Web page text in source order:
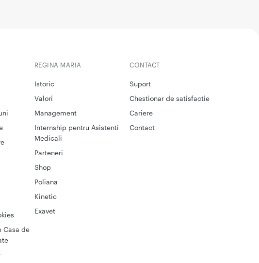
Casa de
CONTACT
Suport
Chestionar de satisfactie
Cariere
Contact
REGINA MARIA
Istoric
Valori
Management
Internship pentru Asistenti
Medicali
Parteneri
Shop
Poliana
Kinetic
Exavet